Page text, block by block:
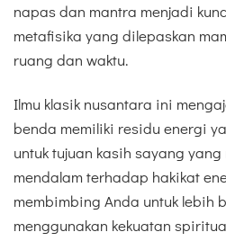
napas dan mantra menjadi
metafisika yang dilepaskan
ruang dan waktu.
Ilmu klasik nusantara ini
benda memiliki residu energi
untuk tujuan kasih sayang
mendalam terhadap hakikat
membimbing Anda untuk lebih
menggunakan kekuatan